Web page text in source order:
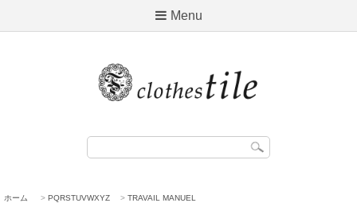
Menu
ホーム > PQRSTUVWXYZ > TRAVAIL MANUEL